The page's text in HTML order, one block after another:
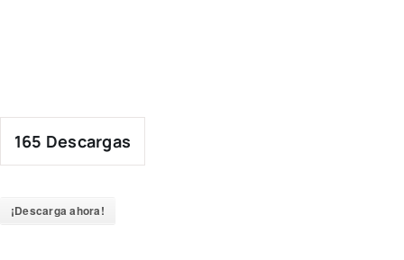
165 Descargas
¡Descarga ahora!